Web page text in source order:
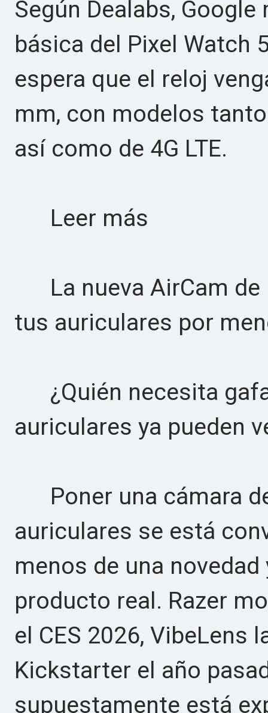
Según Dealabs,
básica del Pixel Watch
espera que el reloj
mm, con modelos
así como de 4G LTE.
Leer más
La nueva AirCam de
tus auriculares por
¿Quién necesita
auriculares ya pueden
Poner una cámara
auriculares se está
menos de una
producto real. Razer
el CES 2026, VibeLens
Kickstarter el año
supuestamente está